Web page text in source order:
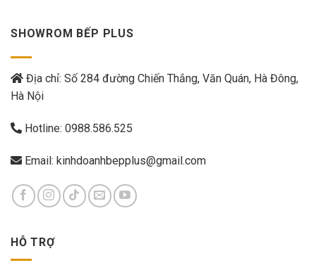
SHOWROM BẾP PLUS
Địa chỉ: Số 284 đường Chiến Thắng, Văn Quán, Hà Đông,
Hà Nội
Hotline: 0988.586.525
Email: kinhdoanhbepplus@gmail.com
HỖ TRỢ